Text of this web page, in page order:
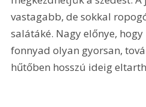
vastagabb, de sokkal
salátáké. Nagy előnye,
fonnyad olyan gyorsan,
hűtőben hosszú ideig